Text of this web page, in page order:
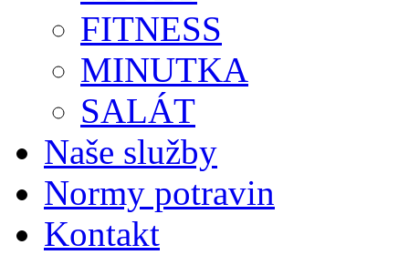
FITNESS
MINUTKA
SALÁT
Naše služby
Normy potravin
Kontakt